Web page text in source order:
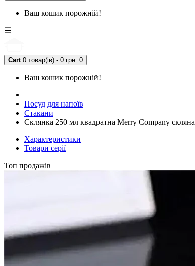
Ваш кошик порожній!
☰
Cart 0 товар(ів) - 0 грн. 0
Ваш кошик порожній!
Посуд для напоїв
Стакани
Склянка 250 мл квадратна Merry Company скляна
Характеристики
Товари серії
Топ продажів